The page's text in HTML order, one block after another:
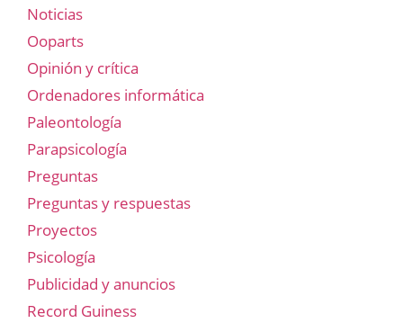
Noticias
Ooparts
Opinión y crítica
Ordenadores informática
Paleontología
Parapsicología
Preguntas
Preguntas y respuestas
Proyectos
Psicología
Publicidad y anuncios
Record Guiness